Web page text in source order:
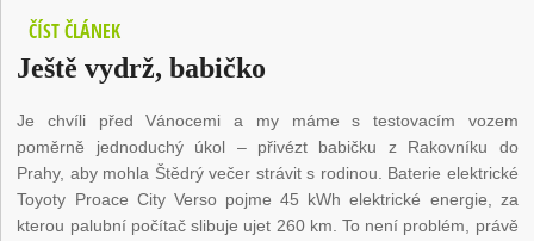
ČÍST ČLÁNEK
Ještě vydrž, babičko
Je chvíli před Vánocemi a my máme s testovacím vozem
poměrně jednoduchý úkol – přivézt babičku z Rakovníku do
Prahy, aby mohla Štědrý večer strávit s rodinou. Baterie elektrické
Toyoty Proace City Verso pojme 45 kWh elektrické energie, za
kterou palubní počítač slibuje ujet 260 km. To není problém, právě